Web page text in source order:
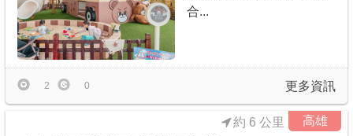
合...
更多資訊
2 0
高雄
約 6 公里